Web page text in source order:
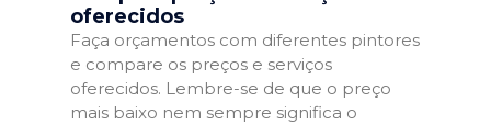
oferecidos
Faça orçamentos com diferentes pintores
e compare os preços e serviços
oferecidos. Lembre-se de que o preço
mais baixo nem sempre significa o